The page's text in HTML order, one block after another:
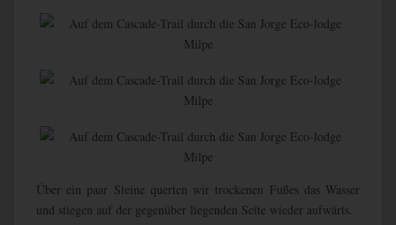
Über ein paar Steine querten wir trockenen Fußes das Wasser
und stiegen auf der gegenüber liegenden Seite wieder aufwärts.